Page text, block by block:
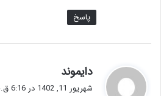
پاسخ
دایموند
ف
شهریور 11, 1402 در 6:16 ق.ظ